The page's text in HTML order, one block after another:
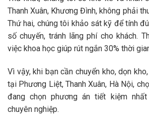
Thanh Xuân, Khương Đình, không phải
Thứ hai, chúng tôi khảo sát kỹ để tính
số chuyến, tránh lãng phí cho khách.
việc khoa học giúp rút ngắn 30% thời
Vì vậy, khi bạn cần chuyển kho, dọn
tại Phương Liệt, Thanh Xuân, Hà Nội,
đang chọn phương án tiết kiệm
chuyên nghiệp.